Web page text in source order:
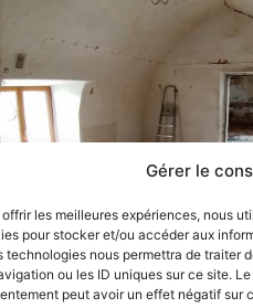
Gérer le
offrir les meilleures expériences, nous
pour stocker et/ou accéder aux
technologies nous permettra de traiter
ou les ID uniques sur ce site.
peut avoir un effet négatif sur